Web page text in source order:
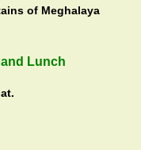
of Meghalaya
Lunch